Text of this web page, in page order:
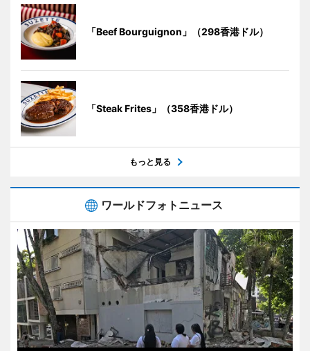
「Beef Bourguignon」（298香港ドル）
「Steak Frites」（358香港ドル）
もっと見る
ワールドフォトニュース